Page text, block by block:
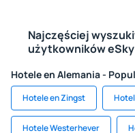
Najczęściej
użytkowników eSky
Hotele en Alemania -
Hotele en Zingst
Hotele Westerhever